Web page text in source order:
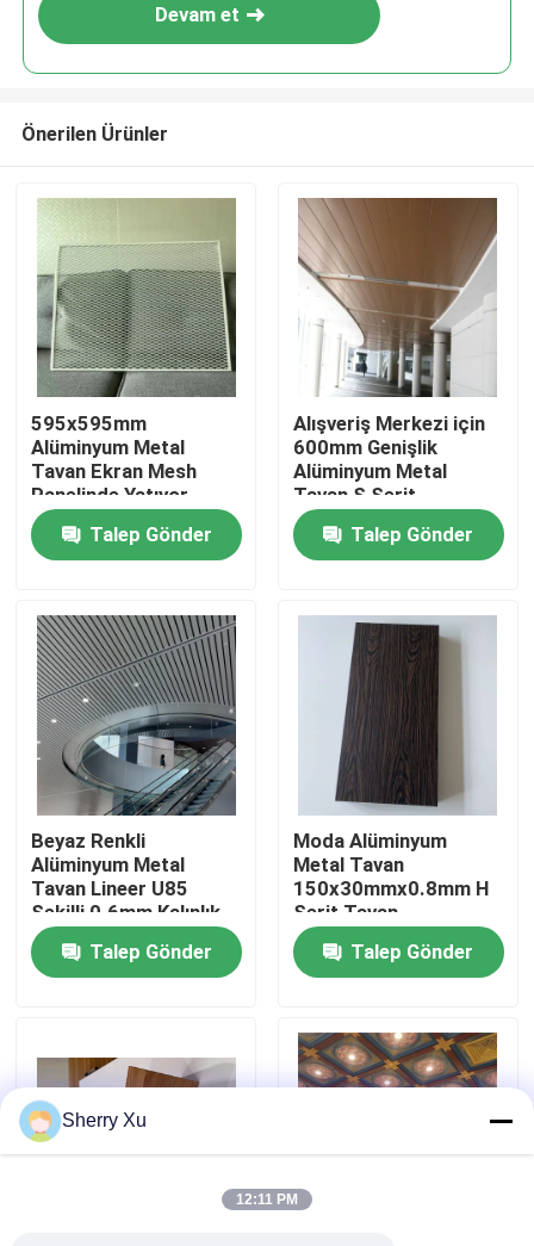
Ev
Ürünler
Videolar
Hakkımızda
Fabrika turu
Kalite Kontrolü
Haberler
Davalar
Devam et
Önerilen Ürünler
595x595mm
Alüminyum Metal
Tavan Ekran Mesh
Panelinde Yatıyor
Talep Gönder
Alışveriş Merkezi için
600mm Genişlik
Alüminyum Metal
Tavan S Şerit
Talep Gönder
Beyaz Renkli
Alüminyum Metal
Tavan Lineer U85
Şekilli 0.6mm Kalınlık
Talep Gönder
Moda Alüminyum
Metal Tavan
150x30mmx0.8mm H
Şerit Tavan
Talep Gönder
Sherry Xu
12:11 PM